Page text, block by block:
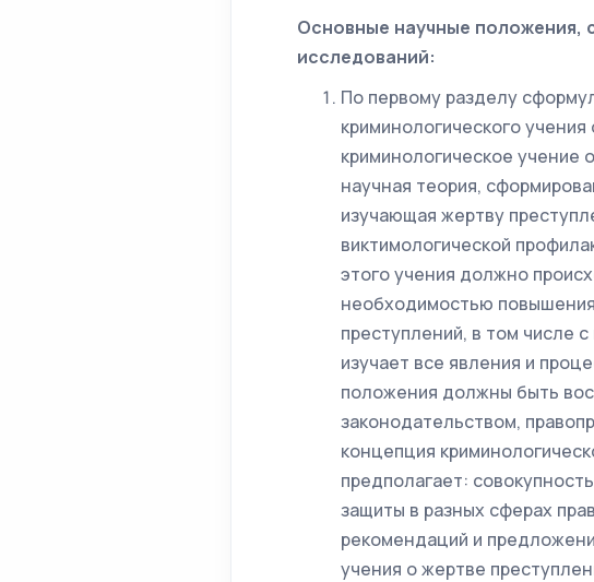
Основные научные положения,
исследований:
По первому разделу
криминологического
криминологическое учение
научная теория,
изучающая жертву
виктимологической
этого учения должно
необходимостью
преступлений, в том числе
изучает все явления и
положения должны быть
законодательством,
концепция
предполагает:
защиты в разных сферах
рекомендаций и
учения о жертве